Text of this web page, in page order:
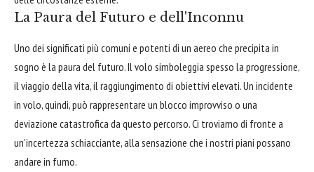
La Paura del Futuro e dell'Inconnu
Uno dei significati più comuni e potenti di un aereo che precipita in
sogno è la paura del futuro. Il volo simboleggia spesso la progressione,
il viaggio della vita, il raggiungimento di obiettivi elevati. Un incidente
in volo, quindi, può rappresentare un blocco improvviso o una
deviazione catastrofica da questo percorso. Ci troviamo di fronte a
un'incertezza schiacciante, alla sensazione che i nostri piani possano
andare in fumo.